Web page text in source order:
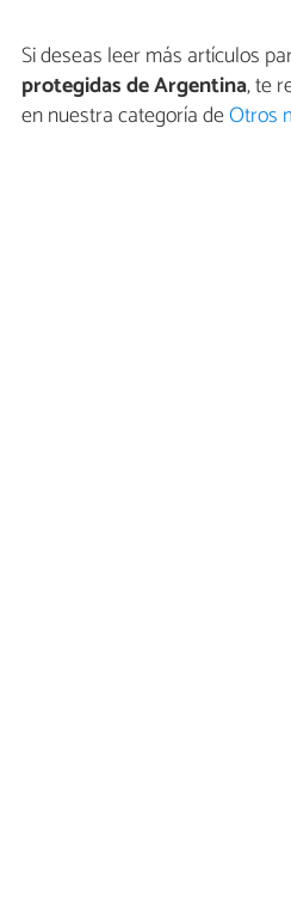
Si deseas leer más artículos
protegidas de Argentina, te
en nuestra categoría deOtros